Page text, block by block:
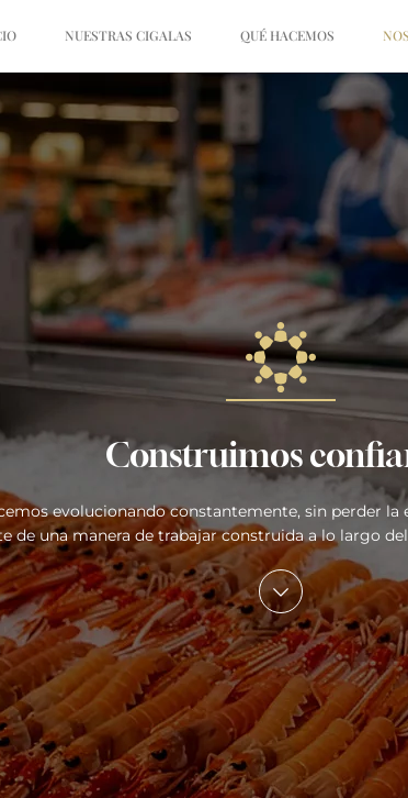
NUESTRAS CIGALAS QUÉ HACEMOS
Construimos
evolucionando constantemente, sin perder la
de una manera de trabajar construida a lo largo